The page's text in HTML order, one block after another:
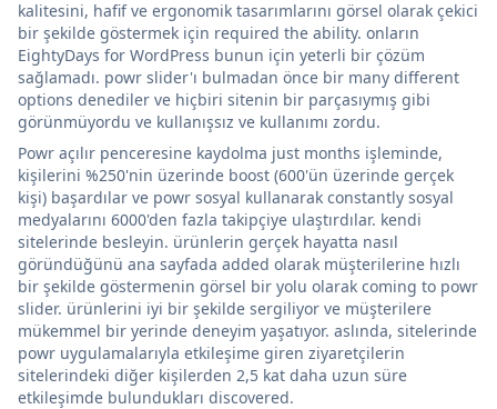
kalitesini, hafif ve ergonomik tasarımlarını görsel olarak çekici
bir şekilde göstermek için required the ability. onların
EightyDays for WordPress bunun için yeterli bir çözüm
sağlamadı. powr slider'ı bulmadan önce bir many different
options denediler ve hiçbiri sitenin bir parçasıymış gibi
görünmüyordu ve kullanışsız ve kullanımı zordu.
Powr açılır penceresine kaydolma just months işleminde,
kişilerini %250'nin üzerinde boost (600'ün üzerinde gerçek
kişi) başardılar ve powr sosyal kullanarak constantly sosyal
medyalarını 6000'den fazla takipçiye ulaştırdılar. kendi
sitelerinde besleyin. ürünlerin gerçek hayatta nasıl
göründüğünü ana sayfada added olarak müşterilerine hızlı
bir şekilde göstermenin görsel bir yolu olarak coming to powr
slider. ürünlerini iyi bir şekilde sergiliyor ve müşterilere
mükemmel bir yerinde deneyim yaşatıyor. aslında, sitelerinde
powr uygulamalarıyla etkileşime giren ziyaretçilerin
sitelerindeki diğer kişilerden 2,5 kat daha uzun süre
etkileşimde bulundukları discovered.